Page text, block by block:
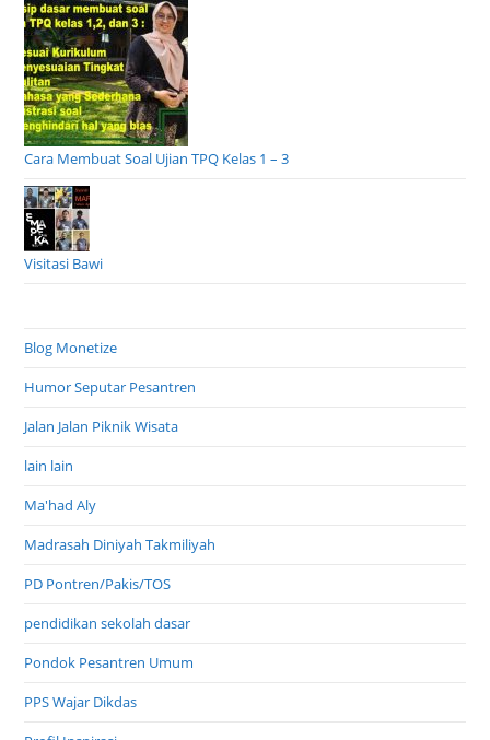
Cara Membuat Soal Ujian TPQ Kelas 1 – 3
Visitasi Bawi
Blog Monetize
Humor Seputar Pesantren
Jalan Jalan Piknik Wisata
lain lain
Ma'had Aly
Madrasah Diniyah Takmiliyah
PD Pontren/Pakis/TOS
pendidikan sekolah dasar
Pondok Pesantren Umum
PPS Wajar Dikdas